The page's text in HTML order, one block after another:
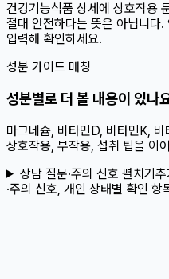
건강기능식품 상세에 상호작용
절대 안전하다는 뜻은 아닙니다.
입력해 확인하세요.
성분 가이드 매칭
성분별로 더 볼 내용이 있나
마그네슘, 비타민D, 비타민K,
상호작용, 부작용, 섭취 팁을 이
상담 질문·주의 신호 펼치기추
·주의 신호, 개인 상태별 확인